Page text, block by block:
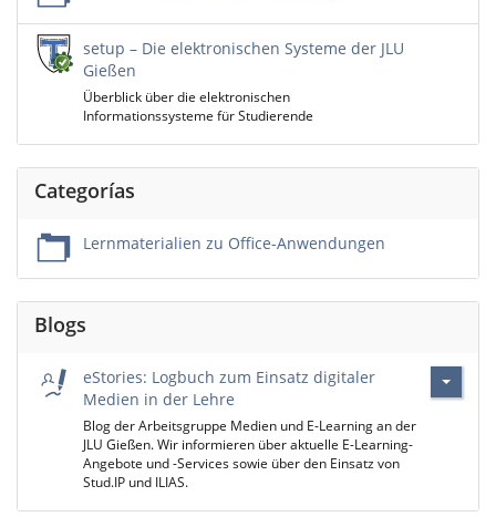
setup – Die elektronischen Systeme der JLU
Gießen
Überblick über die elektronischen
Informationssysteme für Studierende
Categorías
Lernmaterialien zu Office-Anwendungen
Blogs
eStories: Logbuch zum Einsatz digitaler
Medien in der Lehre
Blog der Arbeitsgruppe Medien und E-Learning an der
JLU Gießen. Wir informieren über aktuelle E-Learning-
Angebote und -Services sowie über den Einsatz von
Stud.IP und ILIAS.